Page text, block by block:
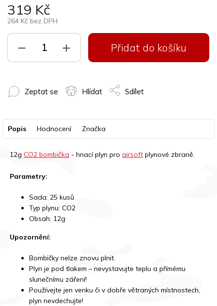
319 Kč
264 Kč bez DPH
Přidat do košíku
Zeptat se Hlídat Sdílet
Popis Hodnocení Značka
12g CO2 bombička - hnací plyn pro airsoft plynové zbraně.
Parametry:
Sada: 25 kusů
Typ plynu: CO2
Obsah: 12g
Upozornění:
Bombičky nelze znovu plnit.
Plyn je pod tlakem – nevystavujte teplu a přímému
slunečnímu záření!
Používejte jen venku či v dobře větraných místnostech,
plyn nevdechujte!